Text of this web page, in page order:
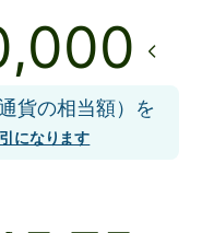
貨の相当額）を
になります